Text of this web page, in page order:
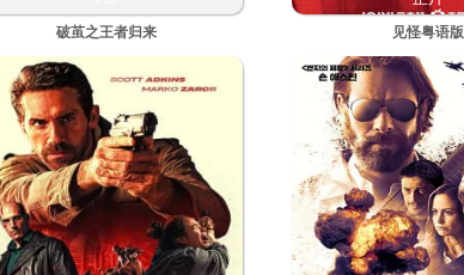
破茧之王者归来 见怪粤语版